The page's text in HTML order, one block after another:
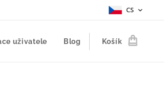
CS
uživatele Blog Košík